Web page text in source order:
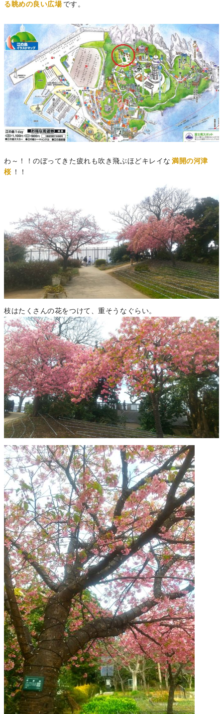
る眺めの良い広場 です。
わ～！！のぼってきた疲れも吹き飛ぶほどキレイな 満開の河津
桜
！！
枝はたくさんの花をつけて、重そうなぐらい。